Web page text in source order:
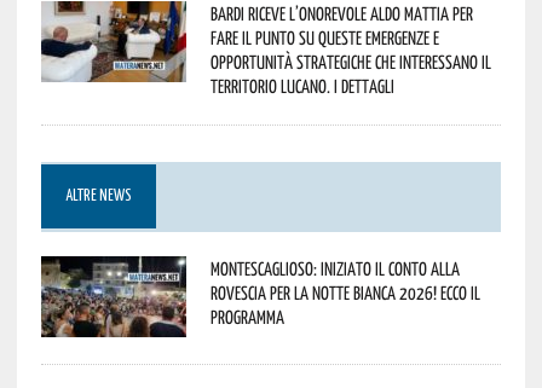
Bardi riceve l’onorevole Aldo Mattia per
fare il punto su queste emergenze e
opportunità strategiche che interessano il
territorio lucano. I dettagli
ALTRE NEWS
Montescaglioso: iniziato il conto alla
rovescia per la Notte Bianca 2026! Ecco il
programma